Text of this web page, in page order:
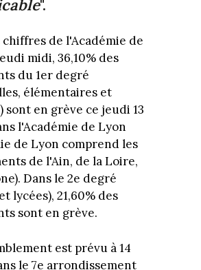
".
chiffres de l'Académie de
midi, 36,10% des
du 1er degré
élémentaires et
sont en grève ce jeudi 13
l'Académie de Lyon
de Lyon comprend les
de l'Ain, de la Loire,
Dans le 2e degré
lycées), 21,60% des
sont en grève.
est prévu à 14
le 7e arrondissement